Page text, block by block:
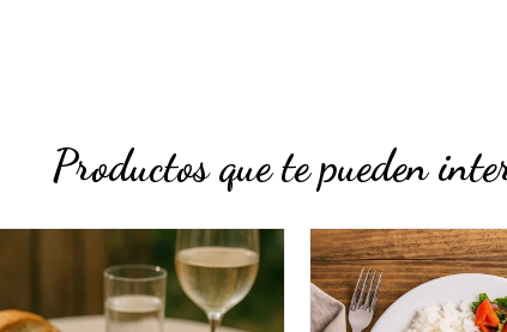
Productos que te pueden